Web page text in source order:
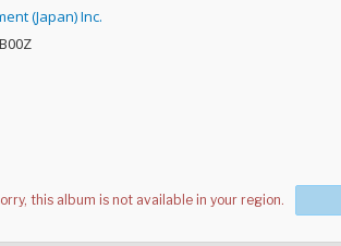
(Japan) Inc.